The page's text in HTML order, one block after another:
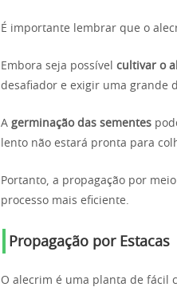
É importante lembrar que o
Embora seja possível cultivar o
desafiador e exigir uma grande
A germinação das sementes
lento não estará pronta para
Portanto, a propagação por
processo mais eficiente.
Propagação por Estacas
O alecrim é uma planta de fácil